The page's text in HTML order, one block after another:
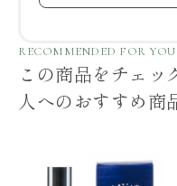
RECOMMENDED FOR YOU
この商品をチェッ
人へのおすすめ商